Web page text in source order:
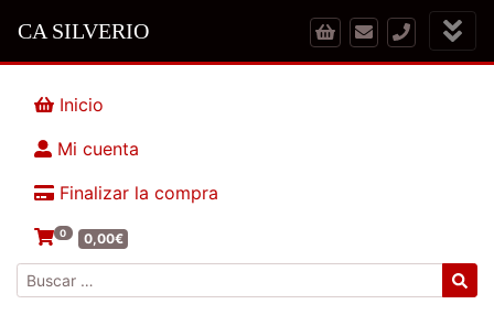
CA SILVERIO
Inicio
Mi cuenta
Finalizar la compra
0 0,00€
Buscar: